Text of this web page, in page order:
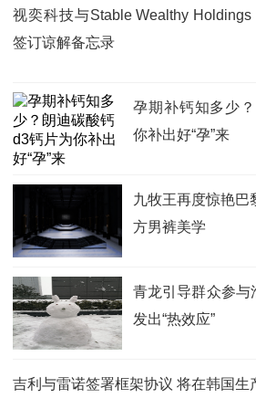
视奕科技与Stable Wealthy Holdings
签订谅解备忘录
孕期补钙知多少
你补出好“孕”来
九牧王再度惊艳巴
方男裤美学
青龙引导群众参与
发出“热效应”
吉利与雷诺签署框架协议 将在韩国生